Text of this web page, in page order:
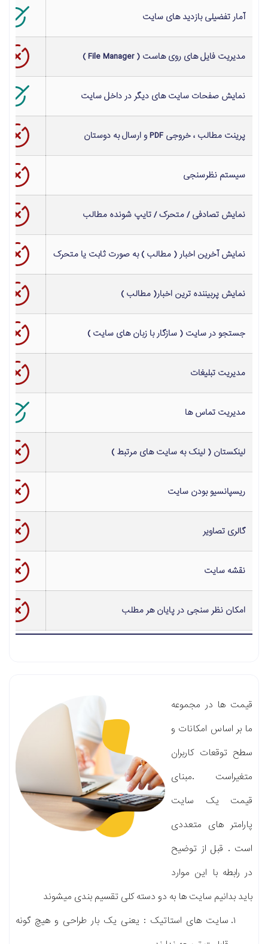
آمار تفضیلی بازدید های سایت
مدیریت فایل های روی هاست ( File Manager )
نمایش صفحات سایتهای دیگر در داخلسایت
پرینت مطالب ، خروجی PDF و ارسال به دوستان
سیستم نظرسنجی
نمایش تصادفی / متحرک / تایپ شونده مطالب
نمایش آخرین اخبار ( مطالب ) به صورت ثابت یا متحرک
نمایش پربیننده ترین اخبار( مطالب )
جستجو در سایت ( سازگار با زبان های سایت)
مدیریت تبلیغات
مدیریت تماس ها
لینکستان ( لینک به سایتهای مرتبط )
ریسپانسیو بودن سایت
گالری تصاویر
نقشه سایت
امکان نظر سنجی در پایان هر مطلب
قیمت ها در مجموعه
ما بر اساس امکانات و
سطح توقعات کاربران
متغیراست .مبنای
قیمت یک سایت
پارامتر های متعددی
است . قبل از توضیح
در رابطه با این موارد
باید بدانیم سایت ها به دو دسته کلی تقسیم بندی میشوند
سایت های استاتیک : یعنی یک بار طراحی و هیچ گونه